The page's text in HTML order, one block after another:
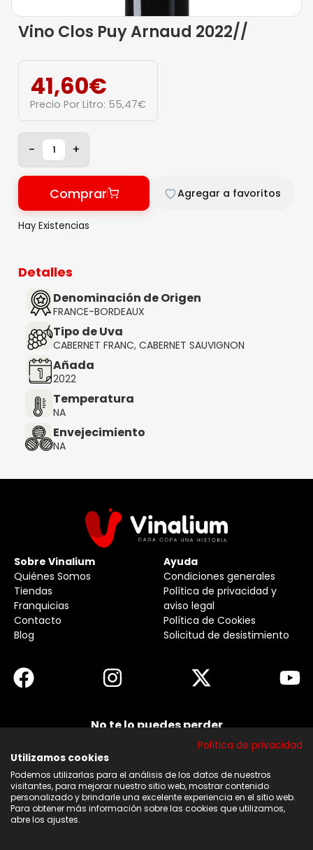
Vino Clos Puy Arnaud 2022//
41,60€
Precio Por Litro: 55,47€
- +
Comprar Agregar a favoritos
Hay Existencias
Detalles
Denominación de Origen
FRANCE-BORDEAUX
Tipo de Uva
CABERNET FRANC, CABERNET SAUVIGNON
Añada
2022
Temperatura
NA
Envejecimiento
NA
Sobre Vinalium
Quiénes Somos
Tiendas
Franquicias
Contacto
Blog
Ayuda
Condiciones generales
Política de privacidad y
aviso legal
Política de Cookies
Solicitud de desistimiento
No te lo puedes perder
ninguna de nuestras noticias, ofertas y
Acepto los términos y condiciones
Política de privacidad
Utilizamos cookies
Podemos utilizarlas para el análisis de los datos de nuestros
visitantes, para mejorar nuestro sitio web, mostrar contenido
personalizado y brindarle una excelente experiencia en el sitio web.
Para obtener más información sobre las cookies que utilizamos,
abre los ajustes.